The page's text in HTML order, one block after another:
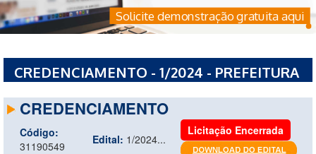
Solicite demonstração gratuita aqui
CREDENCIAMENTO - 1/2024 - PREFEITURA
CREDENCIAMENTO
Código:
31190549
Edital: 1/2024...
Licitação Encerrada